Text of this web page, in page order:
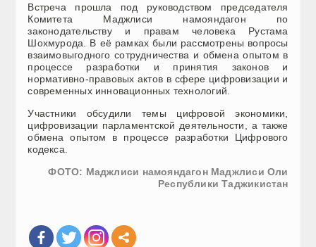
Встреча прошла под руководством председателя
Комитета Маджлиси намояндагон по
законодательству и правам человека Рустама
Шохмурода. В её рамках были рассмотрены вопросы
взаимовыгодного сотрудничества и обмена опытом в
процессе разработки и принятия законов и
нормативно-правовых актов в сфере цифровизации и
современных инновационных технологий.
Участники обсудили темы цифровой экономики,
цифровизации парламентской деятельности, а также
обмена опытом в процессе разработки Цифрового
кодекса.
ФОТО: Маджлиси намояндагон Маджлиси Оли
Республики Таджикистан